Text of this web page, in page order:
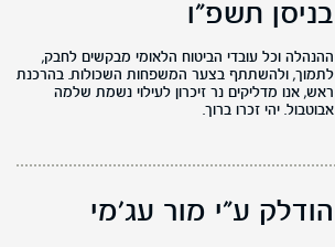
בניסן תשפ"ו
ההנהלה וכל עובדי הביטוח הלאומי מבקשים לחבק,
לתמוך, ולהשתתף בצער המשפחות השכולות. בהרכנת
ראש, אנו מדליקים נר זיכרון לעילוי נשמת שלמה
אבוטבול. יהי זכרו ברוך.
הודלק ע"י מור עג'מי